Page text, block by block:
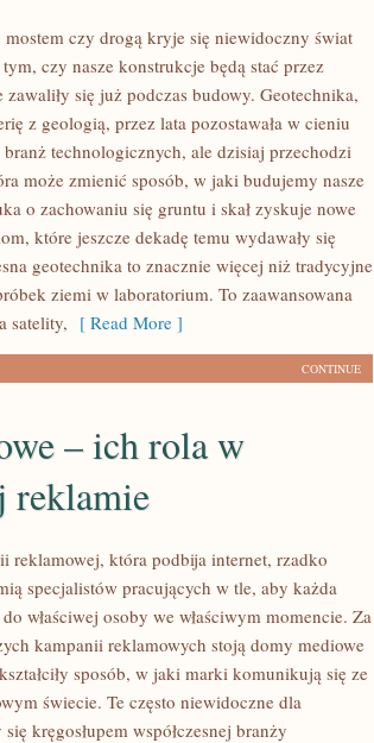
czy drogą kryje się niewidoczny świat
czy nasze konstrukcje będą stać przez
się już podczas budowy. Geotechnika,
z geologią, przez lata pozostawała w cieniu
technologicznych, ale dzisiaj przechodzi
może zmienić sposób, w jaki budujemy nasze
o zachowaniu się gruntu i skał zyskuje nowe
które jeszcze dekadę temu wydawały się
geotechnika to znacznie więcej niż tradycyjne
ziemi w laboratorium. To zaawansowana
satelity, [ Read More ]
CONTINUE
– ich rola w
reklamie
reklamowej, która podbija internet, rzadko
specjalistów pracujących w tle, aby każda
właściwej osoby we właściwym momencie. Za
kampanii reklamowych stoją domy mediowe
sposób, w jaki marki komunikują się ze
świecie. Te często niewidoczne dla
kręgosłupem współczesnej branży